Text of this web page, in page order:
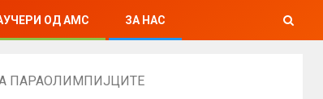
ОД АМС ЗА НАС
ПАРАОЛИМПИЈЦИТЕ